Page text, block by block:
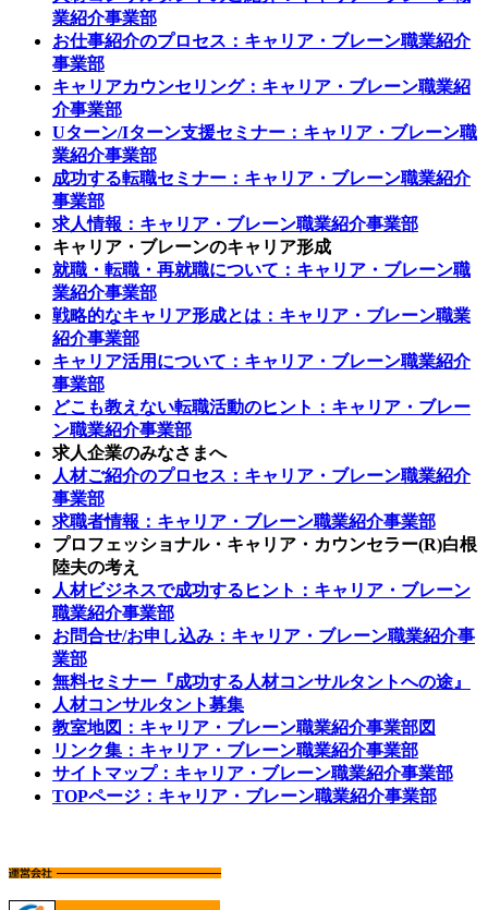
業紹介事業部
お仕事紹介のプロセス：キャリア・ブレーン職業紹介
事業部
キャリアカウンセリング：キャリア・ブレーン職業紹
介事業部
Uターン/Iターン支援セミナー：キャリア・ブレーン職
業紹介事業部
成功する転職セミナー：キャリア・ブレーン職業紹介
事業部
求人情報：キャリア・ブレーン職業紹介事業部
キャリア・ブレーンのキャリア形成
就職・転職・再就職について：キャリア・ブレーン職
業紹介事業部
戦略的なキャリア形成とは：キャリア・ブレーン職業
紹介事業部
キャリア活用について：キャリア・ブレーン職業紹介
事業部
どこも教えない転職活動のヒント：キャリア・ブレー
ン職業紹介事業部
求人企業のみなさまへ
人材ご紹介のプロセス：キャリア・ブレーン職業紹介
事業部
求職者情報：キャリア・ブレーン職業紹介事業部
プロフェッショナル・キャリア・カウンセラー(R)白根
陸夫の考え
人材ビジネスで成功するヒント：キャリア・ブレーン
職業紹介事業部
お問合せ/お申し込み：キャリア・ブレーン職業紹介事
業部
無料セミナー『成功する人材コンサルタントへの途』
人材コンサルタント募集
教室地図：キャリア・ブレーン職業紹介事業部図
リンク集：キャリア・ブレーン職業紹介事業部
サイトマップ：キャリア・ブレーン職業紹介事業部
TOPページ：キャリア・ブレーン職業紹介事業部